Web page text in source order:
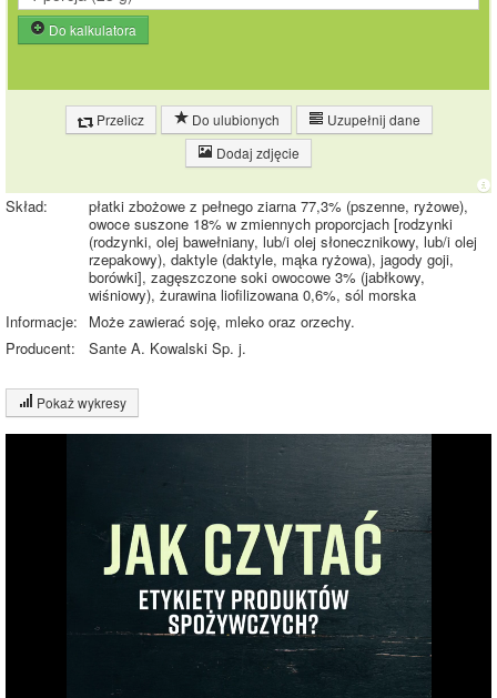
Do kalkulatora
Przelicz Do ulubionych
Uzupełnij dane
Dodaj zdjęcie
Skład:
płatki zbożowe z pełnego ziarna 77,3% (pszenne, ryżowe),
owoce suszone 18% w zmiennych proporcjach [rodzynki
(rodzynki, olej bawełniany, lub/i olej słonecznikowy, lub/i olej
rzepakowy), daktyle (daktyle, mąka ryżowa), jagody goji,
borówki], zagęszczone soki owocowe 3% (jabłkowy,
wiśniowy), żurawina liofilizowana 0,6%, sól morska
Informacje:
Może zawierać soję, mleko oraz orzechy.
Producent:
Sante A. Kowalski Sp. j.
Pokaż wykresy
Wykres składu produktu
Sól (1%)
Pozostałe (26%)